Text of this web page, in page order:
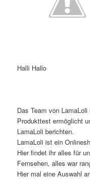
Halli Hallo
Das Team von LamaLoli
Produkttest ermöglicht
LamaLoli berichten.
LamaLoli ist ein
Hier findet ihr alles für
Fernsehen, alles war
Hier mal eine Auswahl